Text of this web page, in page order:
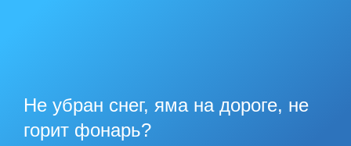
Не убран снег, яма на дороге, не
горит фонарь?